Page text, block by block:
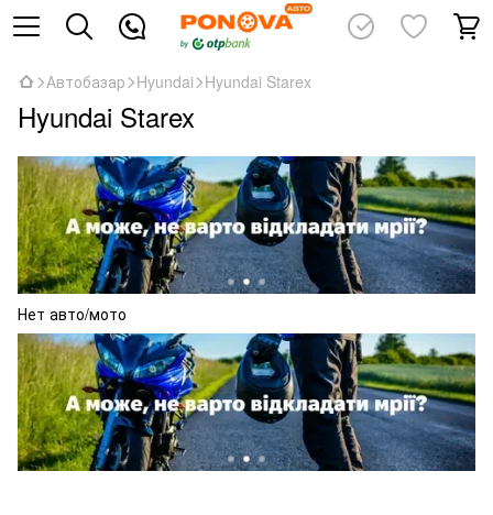
Автобазар Hyundai Hyundai Starex
Hyundai Starex
Нет авто/мото